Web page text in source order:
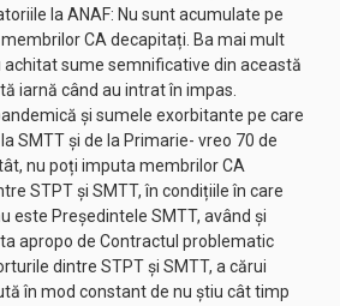
la ANAF: Nu sunt acumulate pe
CA decapitați. Ba mai mult
sume semnificative din această
iarnă când au intrat în impas.
și sumele exorbitante pe care
SMTT și de la Primarie- vreo 70 de
nu poți imputa membrilor CA
STPT și SMTT, în condițiile în care
este Președintele SMTT, având și
apropo de Contractul problematic
dintre STPT și SMTT, a cărui
în mod constant de nu știu cât timp